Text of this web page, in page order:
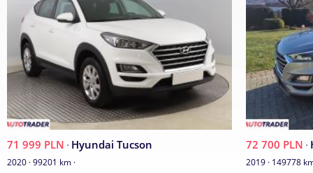
ocenie technicznej, dzięki czemu mogliśmy objąć nasze
mechaniczną oraz legalności.
Wszystkie nasze samochody, na życzenie Klienta,
ZAPRASZAMY NA JAZDĘ PRÓBNĄ !!!
Faktura VAT !
Z polskiego salonu !
71 999 PLN · Hyundai Tucson
2020 · 99201 km ·
72 700 PLN ·
2019 · 149778